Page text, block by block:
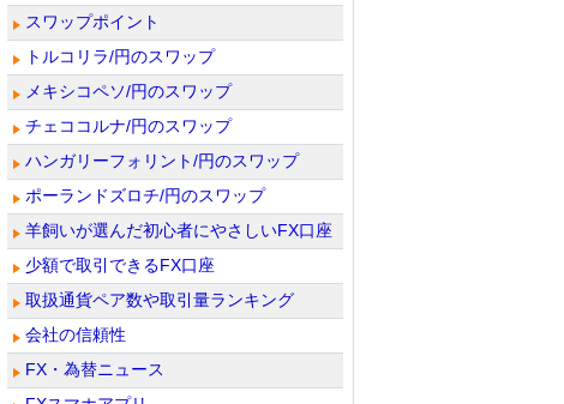
スワップポイント
トルコリラ/円のスワップ
メキシコペソ/円のスワップ
チェココルナ/円のスワップ
ハンガリーフォリント/円のスワップ
ポーランドズロチ/円のスワップ
羊飼いが選んだ初心者にやさしいFX口座
少額で取引できるFX口座
取扱通貨ペア数や取引量ランキング
会社の信頼性
FX・為替ニュース